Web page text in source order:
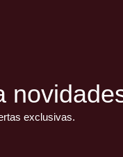
exclusivas.